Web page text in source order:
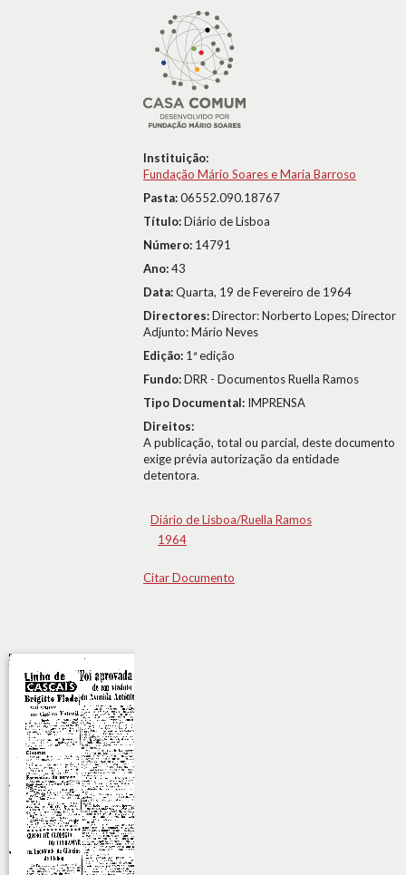
Instituição:
Fundação Mário Soares e Maria Barroso
Pasta:06552.090.18767
Título:Diário de Lisboa
Número: 14791
Ano:43
Data:Quarta, 19 de Fevereiro de 1964
Directores:Director: Norberto Lopes; Director
Adjunto: Mário Neves
Edição: 1ª edição
Fundo:DRR - Documentos Ruella Ramos
Tipo Documental: IMPRENSA
Direitos:
A publicação, total ou parcial, deste documento
exige prévia autorização da entidade
detentora.
Diário de Lisboa/Ruella Ramos
1964
Citar Documento